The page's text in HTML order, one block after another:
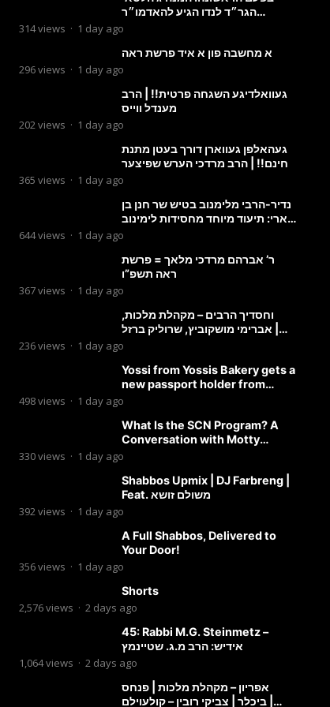
הגר״ד לנדו הגיע להאדמו״ר
מבעלזא: תיעוד ראשוני מהפגישה
314views · 1 day ago
א מחשבה פון א איד פרשת ראה
296views · 1 day ago
געוואלדיגע השגחה פרטית!! | הרב
מענדל ווייס
202views · 1 day ago
געהאלפן געווארן דורך בעטן מתנת
חינם!! | הרב מרדכי הערש שפיצער
365 views · 1 day ago
נדיר-הרבי מלימנוב בטיש שר חנן בן
ארי: תיעוד מיוחד מחסידות לימינוב
644views · 1 day ago
ר’ אברהם מרדכי מלאך = פרשת
ראה תשפ”ו
367views · 1 day ago
וחסדיך הרבים – מקהלת מלכות,
אברימי מושקוביץ, שרוליק ברזל |
Malchus Choir
236views · 1 day ago
Yossi from Yossis Bakery gets a
new passport holder from
Globekeeper.co
498views · 1 day ago
What Is the SCN Program? A
Conversation with Motty
Solomon
330views · 1 day ago
Shabbos Upmix | DJ Farbreng |
Feat. משולם זושא
392views · 1 day ago
A Full Shabbos, Delivered to
Your Door!
356views · 1 day ago
Shorts
2,576views · 2 days ago
45: Rabbi M.G. Steinmetz –
אידיש: הרב מ.ג. שטיינמץ
1,064views · 2 days ago
אפריון – מקהלת מלכות | פנחס
ביכלר | צביקי רובין – קולעוילם |